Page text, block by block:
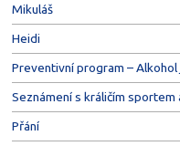
Mikuláš
Heidi
Preventivní program –
Seznámení s králičím sportem
Přání